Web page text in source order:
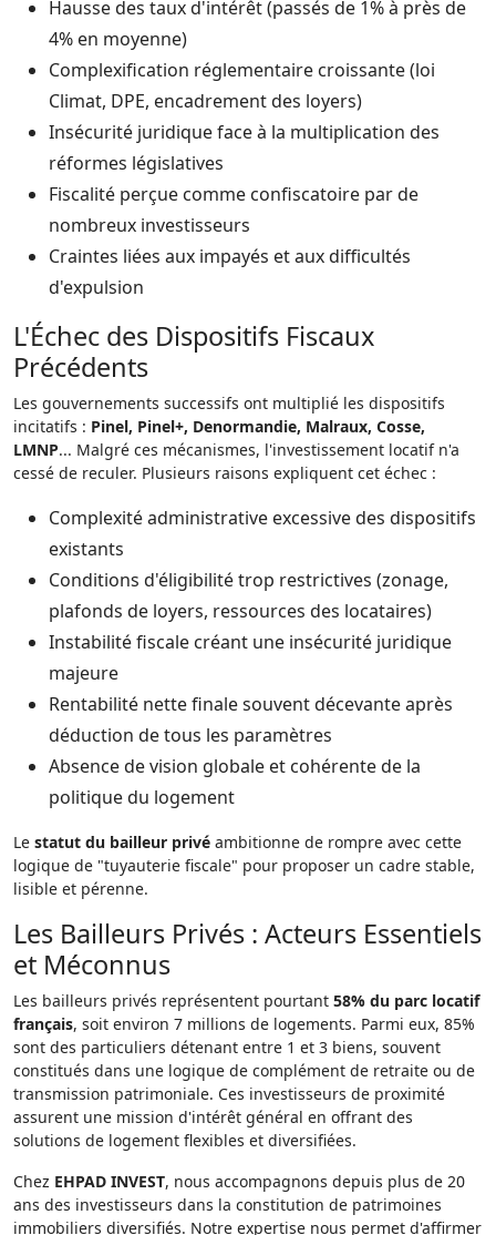
Hausse des taux d'intérêt (passés de 1% à près de
4% en moyenne)
Complexification réglementaire croissante (loi
Climat, DPE, encadrement des loyers)
Insécurité juridique face à la multiplication des
réformes législatives
Fiscalité perçue comme confiscatoire par de
nombreux investisseurs
Craintes liées aux impayés et aux difficultés
d'expulsion
L'Échec des Dispositifs Fiscaux
Précédents
Les gouvernements successifs ont multiplié les dispositifs
incitatifs : Pinel, Pinel+, Denormandie, Malraux, Cosse,
LMNP... Malgré ces mécanismes, l'investissement locatif n'a
cessé de reculer. Plusieurs raisons expliquent cet échec :
Complexité administrative excessive des dispositifs
existants
Conditions d'éligibilité trop restrictives (zonage,
plafonds de loyers, ressources des locataires)
Instabilité fiscale créant une insécurité juridique
majeure
Rentabilité nette finale souvent décevante après
déduction de tous les paramètres
Absence de vision globale et cohérente de la
politique du logement
Le statut du bailleur privé ambitionne de rompre avec cette
logique de "tuyauterie fiscale" pour proposer un cadre stable,
lisible et pérenne.
Les Bailleurs Privés : Acteurs Essentiels
et Méconnus
Les bailleurs privés représentent pourtant 58% du parc locatif
français, soit environ 7 millions de logements. Parmi eux, 85%
sont des particuliers détenant entre 1 et 3 biens, souvent
constitués dans une logique de complément de retraite ou de
transmission patrimoniale. Ces investisseurs de proximité
assurent une mission d'intérêt général en offrant des
solutions de logement flexibles et diversifiées.
Chez EHPAD INVEST, nous accompagnons depuis plus de 20
ans des investisseurs dans la constitution de patrimoines
immobiliers diversifiés. Notre expertise nous permet d'affirmer